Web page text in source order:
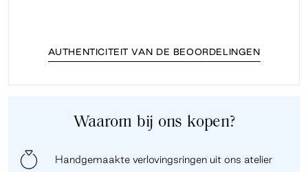
AUTHENTICITEIT VAN DE BEOORDELINGEN
Waarom bij ons kopen?
Handgemaakte verlovingsringen uit ons atelier